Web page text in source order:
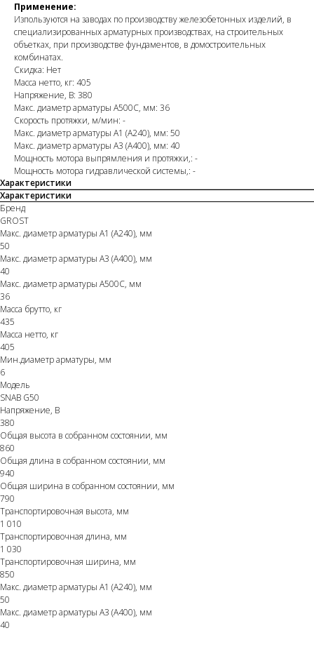
Применение:
Изпользуются на заводах по производству железобетонных изделий, в
специализированных арматурных производствах, на строительных
объетках, при производстве фундаментов, в домостроительных
комбинатах.
Скидка: Нет
Масса нетто, кг: 405
Напряжение, В: 380
Макс. диаметр арматуры A500C, мм: 36
Скорость протяжки, м/мин: -
Макс. диаметр арматуры A1 (A240), мм: 50
Макс. диаметр арматуры A3 (A400), мм: 40
Мощность мотора выпрямления и протяжки,: -
Мощность мотора гидравлической системы,: -
Характеристики
Характеристики
Бренд
GROST
Макс. диаметр арматуры A1 (A240), мм
50
Макс. диаметр арматуры A3 (A400), мм
40
Макс. диаметр арматуры A500C, мм
36
Масса брутто, кг
435
Масса нетто, кг
405
Мин.диаметр арматуры, мм
6
Модель
SNAB G50
Напряжение, В
380
Общая высота в собранном состоянии, мм
860
Общая длина в собранном состоянии, мм
940
Общая ширина в собранном состоянии, мм
790
Транспортировочная высота, мм
1 010
Транспортировочная длина, мм
1 030
Транспортировочная ширина, мм
850
Макс. диаметр арматуры A1 (A240), мм
50
Макс. диаметр арматуры A3 (A400), мм
40